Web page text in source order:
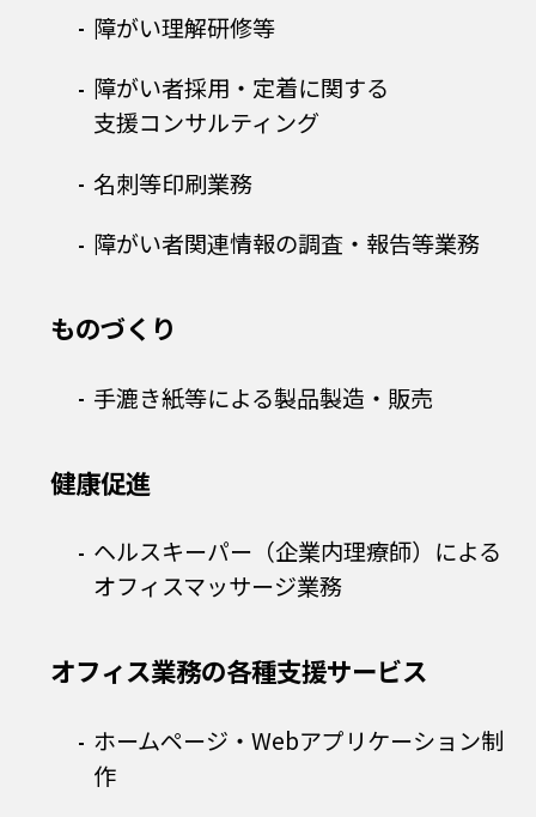
障がい理解研修等
障がい者採用・定着に関する
支援コンサルティング
名刺等印刷業務
障がい者関連情報の調査・報告等業務
ものづくり
⼿漉き紙等による製品製造・販売
健康促進
ヘルスキーパー（企業内理療師）による
オフィスマッサージ業務
オフィス業務の各種支援サービス
ホームページ・Webアプリケーション制
作